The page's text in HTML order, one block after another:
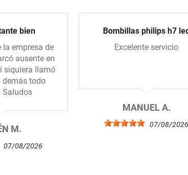
bien
la empresa de
ausente en
siquiera llamó
demás todo
Saludos
M.
07/08/2026
Bombillas philips h7
Excelente servicio
MANUEL A.
07/08/2026